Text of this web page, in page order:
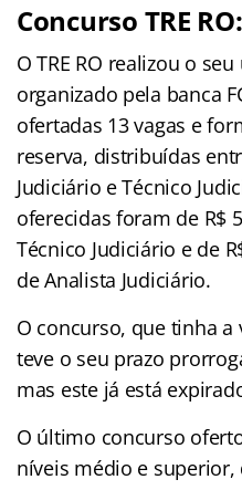
Concurso TRE
O TRE RO realizou o
organizado pela banca
ofertadas 13 vagas e
reserva, distribuídas
Judiciário e Técnico
oferecidas foram de R$
Técnico Judiciário e de
de Analista Judiciário.
O concurso, que tinha
teve o seu prazo
mas este já está
O último concurso
níveis médio e